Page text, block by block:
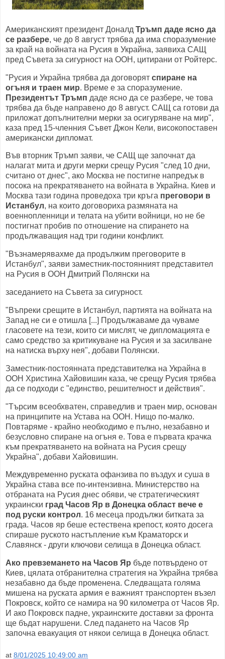
Американският президент Доналд Тръмп даде ясно да
се разбере, че до 8 август трябва да има споразумение
за край на войната на Русия в Украйна, заявиха САЩ
пред Съвета за сигурност на ООН, цитирани от Ройтерс.
"Русия и Украйна трябва да договорят спиране на
огъня и траен мир. Време е за споразумение.
Президентът Тръмп даде ясно да се разбере, че това
трябва да бъде направено до 8 август. САЩ са готови да
приложат допълнителни мерки за осигуряване на мир",
каза пред 15-членния Съвет Джон Кели, високопоставен
американски дипломат.
Във вторник Тръмп заяви, че САЩ ще започнат да
налагат мита и други мерки срещу Русия "след 10 дни,
считано от днес", ако Москва не постигне напредък в
посока на прекратяването на войната в Украйна. Киев и
Москва тази година проведоха три кръга преговори в
Истанбул, на които договориха размяната на
военнопленници и телата на убити войници, но не бе
постигнат пробив по отношение на спирането на
продължаващия над три години конфликт.
"Възнамерявахме да продължим преговорите в
Истанбул", заяви заместник-постоянният представител
на Русия в ООН Дмитрий Полянски на
заседанието на Съвета за сигурност.
"Въпреки срещите в Истанбул, партията на войната на
Запад не си е отишла [...] Продължаваме да чуваме
гласовете на тези, които си мислят, че дипломацията е
само средство за критикуване на Русия и за засилване
на натиска върху нея", добави Полянски.
Заместник-постоянната представителка на Украйна в
ООН Христина Хайовишин каза, че срещу Русия трябва
да се подходи с "единство, решителност и действия".
"Търсим всеобхватен, справедлив и траен мир, основан
на принципите на Устава на ООН. Нищо по-малко.
Повтаряме - крайно необходимо е пълно, незабавно и
безусловно спиране на огъня е. Това е първата крачка
към прекратяването на войната на Русия срещу
Украйна", добави Хайовишин.
Междувременно руската офанзива по въздух и суша в
Украйна става все по-интензивна. Министерство на
отбраната на Русия днес обяви, че стратегическият
украински град Часов Яр в Донецка област вече е
под руски контрол. 16 месеца продължи битката за
града. Часов яр беше естествена крепост, която досега
спираше руското настъпление към Краматорск и
Славянск - други ключови селища в Донецка област.
Ако превземането на Часов Яр бъде потвърдено от
Киев, цялата отбранителна стратегия на Украйна трябва
незабавно да бъде променена. Следващата голяма
мишена на руската армия е важният транспортен възел
Покровск, който се намира на 90 километра от Часов Яр.
И ако Покровск падне, украинските доставки за фронта
ще бъдат нарушени. След падането на Часов Яр
започна евакуация от някои селища в Донецка област.
at 8/01/2025 10:49:00 am